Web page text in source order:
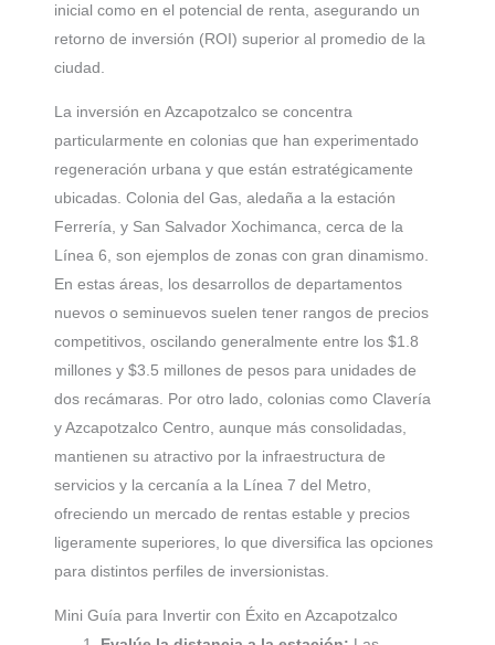
inicial como en el potencial de renta, asegurando un
retorno de inversión (ROI) superior al promedio de la
ciudad.
La inversión en Azcapotzalco se concentra
particularmente en colonias que han experimentado
regeneración urbana y que están estratégicamente
ubicadas. Colonia del Gas, aledaña a la estación
Ferrería, y San Salvador Xochimanca, cerca de la
Línea 6, son ejemplos de zonas con gran dinamismo.
En estas áreas, los desarrollos de departamentos
nuevos o seminuevos suelen tener rangos de precios
competitivos, oscilando generalmente entre los $1.8
millones y $3.5 millones de pesos para unidades de
dos recámaras. Por otro lado, colonias como Clavería
y Azcapotzalco Centro, aunque más consolidadas,
mantienen su atractivo por la infraestructura de
servicios y la cercanía a la Línea 7 del Metro,
ofreciendo un mercado de rentas estable y precios
ligeramente superiores, lo que diversifica las opciones
para distintos perfiles de inversionistas.
Mini Guía para Invertir con Éxito en Azcapotzalco